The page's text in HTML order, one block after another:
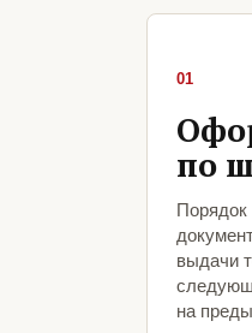
01
по
Порядок
выдачи
на